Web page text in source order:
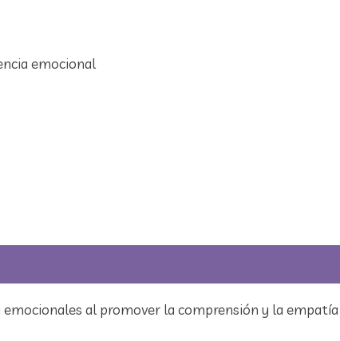
emocional
al promover la comprensión y la empatía